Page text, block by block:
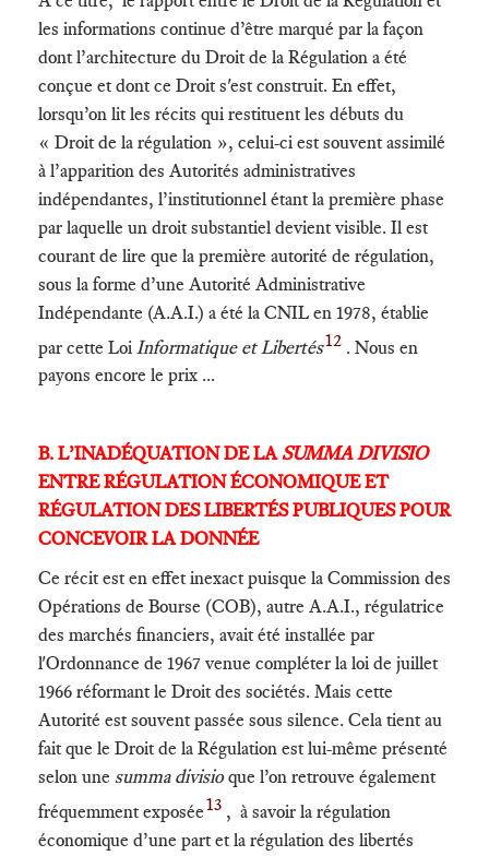
les informations continue d’être marqué par la façon
dont l’architecture du Droit de la Régulation a été
conçue et dont ce Droit s'est construit. En effet,
lorsqu’on lit les récits qui restituent les débuts du
« Droit de la régulation », celui-ci est souvent assimilé
à l’apparition des Autorités administratives
indépendantes, l’institutionnel étant la première phase
par laquelle un droit substantiel devient visible. Il est
courant de lire que la première autorité de régulation,
sous la forme d’une Autorité Administrative
Indépendante (A.A.I.) a été la CNIL en 1978, établie
par cette Loi Informatique et Libertés12 . Nous en
payons encore le prix ...
B. L’INADÉQUATION DE LASUMMA DIVISIO
ENTRE RÉGULATION ÉCONOMIQUE ET
RÉGULATION DES LIBERTÉS PUBLIQUES POUR
CONCEVOIR LA DONNÉE
Ce récit est en effet inexact puisque la Commission des
Opérations de Bourse (COB), autre A.A.I., régulatrice
des marchés financiers, avait été installée par
l'Ordonnance de 1967 venue compléter la loi de juillet
1966 réformant le Droit des sociétés. Mais cette
Autorité est souvent passée sous silence. Cela tient au
fait que le Droit de la Régulation est lui-même présenté
selon une summa divisioque l’on retrouve également
fréquemment exposée13 , à savoir la régulation
économique d’une part et la régulation des libertés